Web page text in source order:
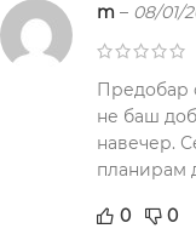
m – 08/01/
Предобар
не баш
навечер.
планирам
0 0